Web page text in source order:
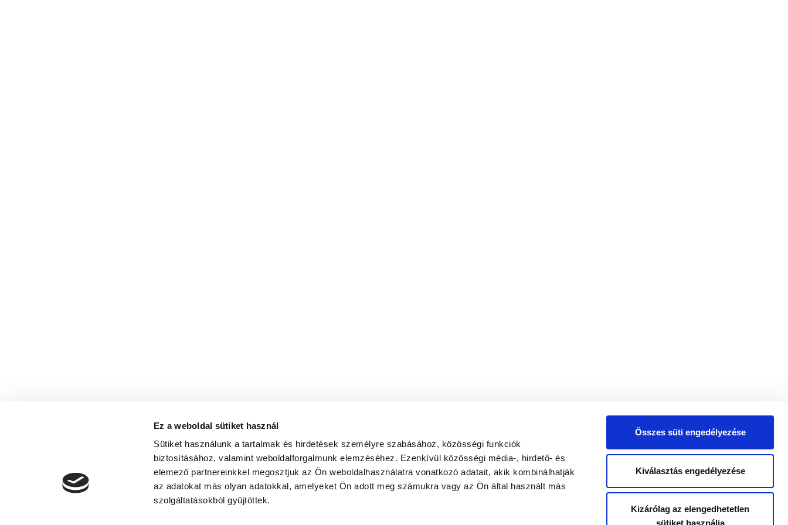
Ez a weboldal sütiket használ
Sütiket használunk a tartalmak és hirdetések személyre szabásához, közösségi funkciók
biztosításához, valamint weboldalforgalmunk elemzéséhez. Ezenkívül közösségi média-, hirdető- és
elemező partnereinkkel megosztjuk az Ön weboldalhasználatra vonatkozó adatait, akik kombinálhatják
az adatokat más olyan adatokkal, amelyeket Ön adott meg számukra vagy az Ön által használt más
szolgáltatásokból gyűjtöttek.
Összes süti engedélyezése
Kiválasztás engedélyezése
Kizárólag az elengedhetetlen
sütiket használja